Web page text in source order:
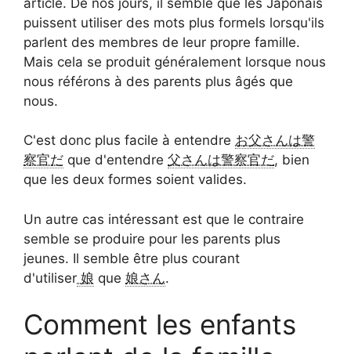
puissent utiliser des mots plus formels lorsqu'ils
parlent des membres de leur propre famille.
Mais cela se produit généralement lorsque nous
nous référons à des parents plus âgés que
nous.
C'est donc plus facile à entendre お父さんは警
察官だ que d'entendre 父さんは警察官だ, bien
que les deux formes soient valides.
Un autre cas intéressant est que le contraire
semble se produire pour les parents plus
jeunes. Il semble être plus courant
d'utiliser 娘 que 娘さん.
Comment les enfants